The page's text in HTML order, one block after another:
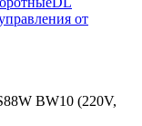
от
BW10 (220V,